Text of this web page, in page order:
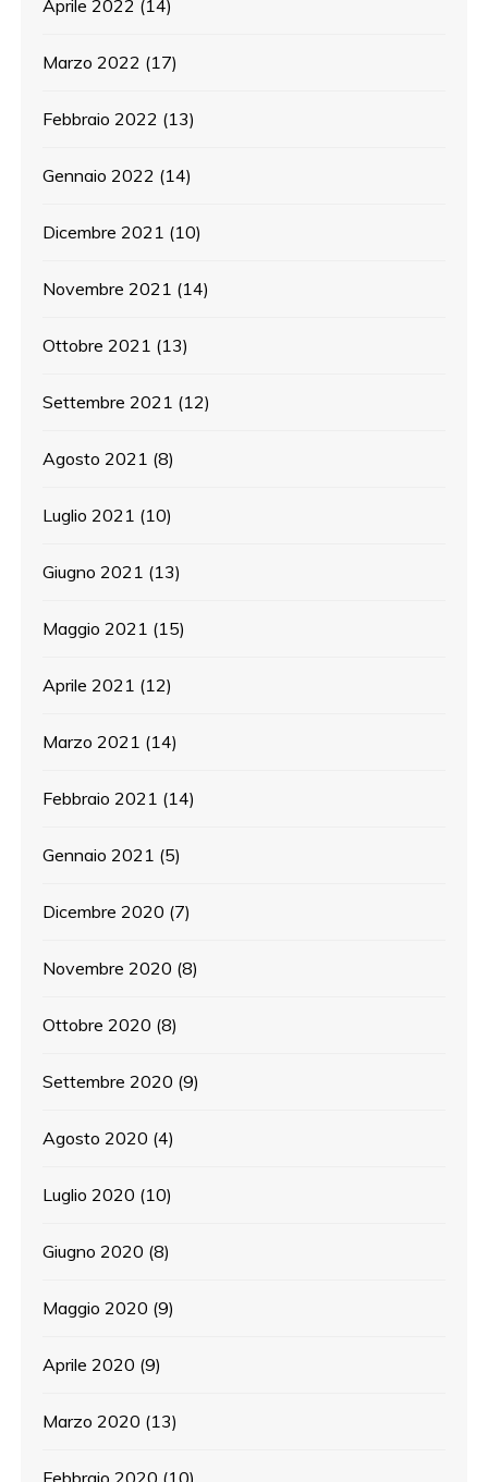
Aprile 2022 (14)
Marzo 2022 (17)
Febbraio 2022 (13)
Gennaio 2022 (14)
Dicembre 2021 (10)
Novembre 2021 (14)
Ottobre 2021 (13)
Settembre 2021 (12)
Agosto 2021 (8)
Luglio 2021 (10)
Giugno 2021 (13)
Maggio 2021 (15)
Aprile 2021 (12)
Marzo 2021 (14)
Febbraio 2021 (14)
Gennaio 2021 (5)
Dicembre 2020 (7)
Novembre 2020 (8)
Ottobre 2020 (8)
Settembre 2020 (9)
Agosto 2020 (4)
Luglio 2020 (10)
Giugno 2020 (8)
Maggio 2020 (9)
Aprile 2020 (9)
Marzo 2020 (13)
Febbraio 2020 (10)